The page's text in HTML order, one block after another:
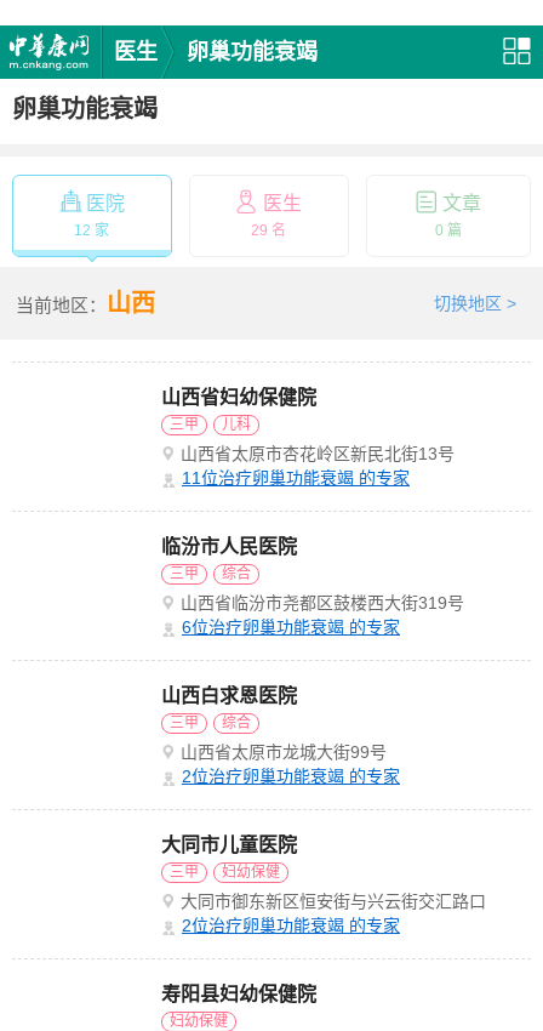
医生 卵巢功能衰竭
卵巢功能衰竭
医院
12 家
医生
29 名
文章
0 篇
当前地区： 山西 切换地区 >
山西省妇幼保健院
三甲 儿科
山西省太原市杏花岭区新民北街13号
11位治疗卵巢功能衰竭 的专家
临汾市人民医院
三甲 综合
山西省临汾市尧都区鼓楼西大街319号
6位治疗卵巢功能衰竭 的专家
山西白求恩医院
三甲 综合
山西省太原市龙城大街99号
2位治疗卵巢功能衰竭 的专家
大同市儿童医院
三甲 妇幼保健
大同市御东新区恒安街与兴云街交汇路口
2位治疗卵巢功能衰竭 的专家
寿阳县妇幼保健院
妇幼保健